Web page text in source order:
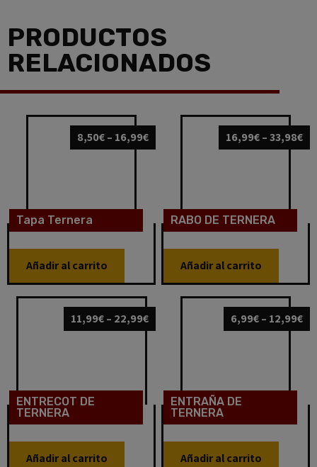
PRODUCTOS
RELACIONADOS
8,50€– 16,99€
Tapa Ternera
Añadir al carrito
16,99€–33,98€
RABO DE TERNERA
Añadir al carrito
11,99€– 22,99€
ENTRECOT DE
TERNERA
Añadir al carrito
6,99€– 12,99€
ENTRAÑA DE
TERNERA
Añadir al carrito